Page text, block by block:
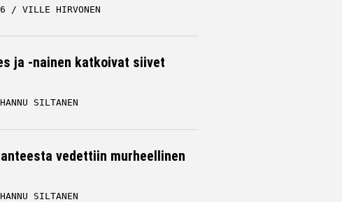
VILLE HIRVONEN
ja -nainen katkoivat siivet
HANNU SILTANEN
vedettiin murheellinen
HANNU SILTANEN